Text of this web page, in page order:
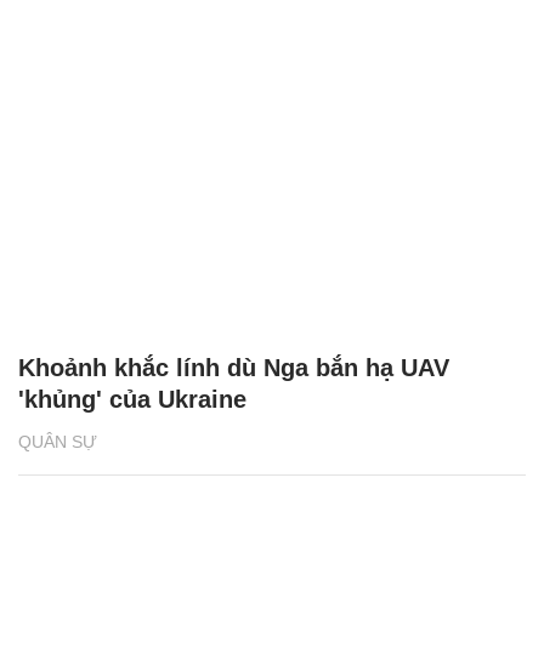
QUÂN SỰ
Khoảnh khắc lính dù Nga bắn hạ UAV
'khủng' của Ukraine